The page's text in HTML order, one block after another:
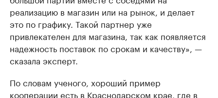
реализацию в магазин или на рынок, и делает
это по графику. Такой партнер уже
привлекателен для магазина, так как появляется
надежность поставок по срокам и качеству», —
сказала эксперт.
По словам ученого, хороший пример
кооперации есть в Краснодарском крае, где в